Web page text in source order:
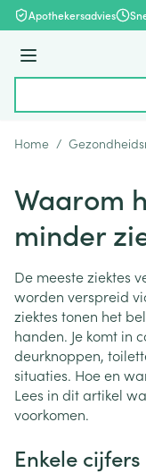
Ga naar de inhoud
Apothekersadvies
Menu
Home /
Waarom
minder
De meeste ziektes
worden verspreid
ziektes tonen het
handen. Je komt in
deurknoppen,
situaties. Hoe en
Lees in dit artikel
voorkomen.
Enkele